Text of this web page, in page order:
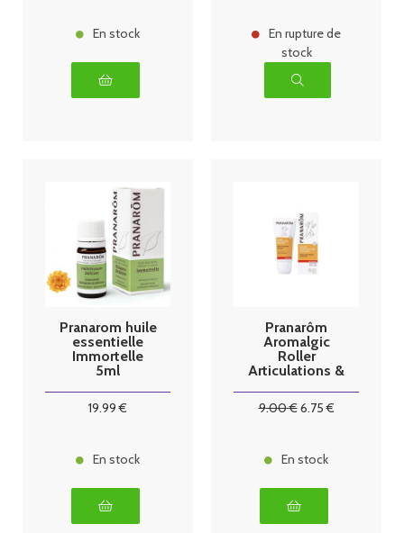
En stock
En rupture de
stock
Pranarom huile
essentielle
Immortelle
5ml
19.99 €
En stock
Pranarôm
Aromalgic
Roller
Articulations &
9.00€6.75€
En stock